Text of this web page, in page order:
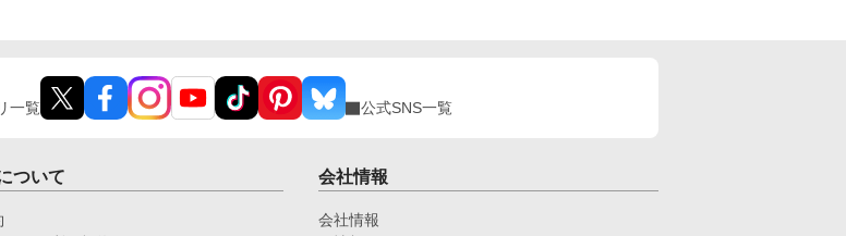
一覧 公式SNS一覧
ついて 会社情報
会社情報